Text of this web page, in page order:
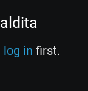
log in first.